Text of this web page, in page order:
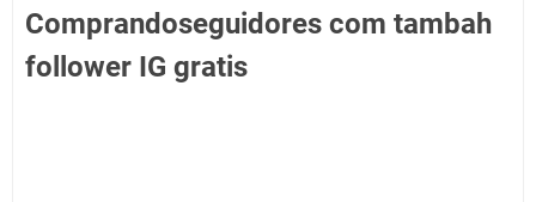
Comprandoseguidores com tambah
follower IG gratis